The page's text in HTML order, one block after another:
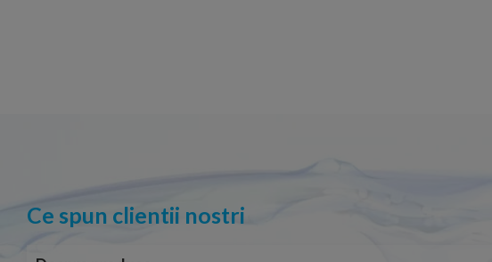
Ce spun clientii nostri